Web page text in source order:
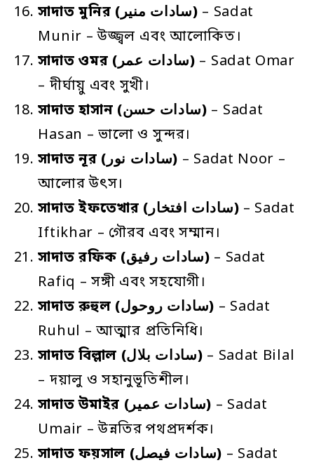
সাদাত মুনির (سادات منير) – Sadat
Munir – উজ্জ্বল এবং আলোকিত।
সাদাত ওমর (سادات عمر) – Sadat Omar
– দীর্ঘায়ু এবং সুখী।
সাদাত হাসান (سادات حسن) – Sadat
Hasan – ভালো ও সুন্দর।
সাদাত নূর (سادات نور) – Sadat Noor –
আলোর উৎস।
সাদাত ইফতেখার (سادات افتخار) – Sadat
Iftikhar – গৌরব এবং সম্মান।
সাদাত রফিক (سادات رفيق) – Sadat
Rafiq – সঙ্গী এবং সহযোগী।
সাদাত রুহুল (سادات روحول) – Sadat
Ruhul – আত্মার প্রতিনিধি।
সাদাত বিল্লাল (سادات بلال) – Sadat Bilal
– দয়ালু ও সহানুভূতিশীল।
সাদাত উমাইর (سادات عمير) – Sadat
Umair – উন্নতির পথপ্রদর্শক।
সাদাত ফয়সাল (سادات فيصل) – Sadat